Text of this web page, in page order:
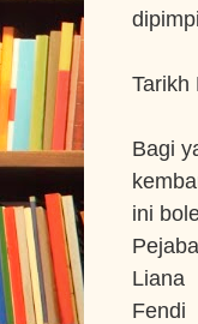
Tarikh
Bagi
ini
Liana
Fendi